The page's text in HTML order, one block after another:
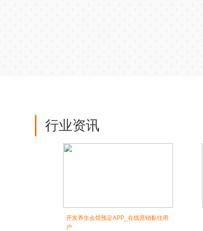
行业资讯
开发养生会馆预定APP_在线营销黏住用
户